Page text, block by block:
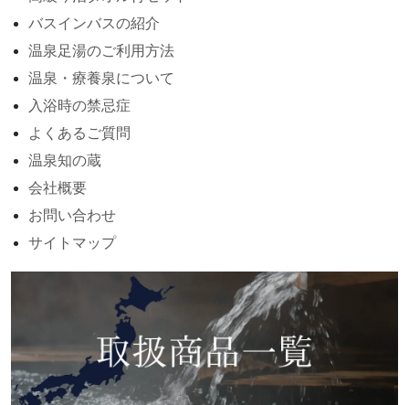
バスインバスの紹介
温泉足湯のご利用方法
温泉・療養泉について
入浴時の禁忌症
よくあるご質問
温泉知の蔵
会社概要
お問い合わせ
サイトマップ